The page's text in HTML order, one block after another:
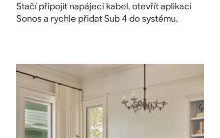
Stačí připojit napájecí kabel, otevřít aplikaci
Sonos a rychle přidat Sub 4 do systému.